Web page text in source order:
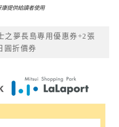
康提供給讀者使用
之夢長島專用優惠券+2張
圓折價券